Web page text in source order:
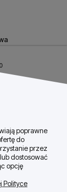
poprawne
do
przez
dostosować
opcję
Polityce